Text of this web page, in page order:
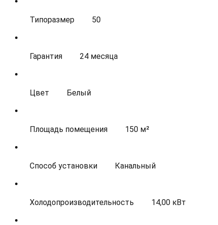
Типоразмер 50
Гарантия 24 месяца
Цвет Белый
Площадь помещения 150 м²
Способ установки Канальный
Холодопроизводительность 14,00 кВт